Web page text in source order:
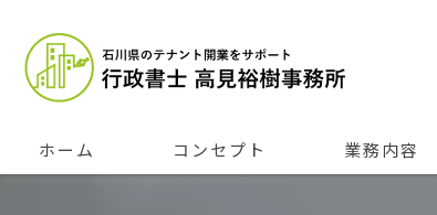
ホーム コンセプト 業務内容